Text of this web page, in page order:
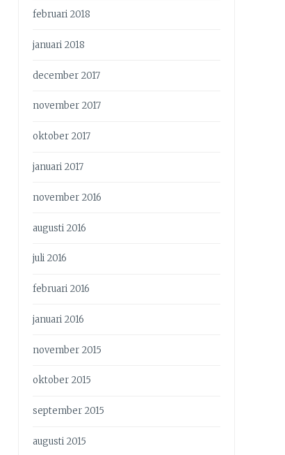
februari 2018
januari 2018
december 2017
november 2017
oktober 2017
januari 2017
november 2016
augusti 2016
juli 2016
februari 2016
januari 2016
november 2015
oktober 2015
september 2015
augusti 2015